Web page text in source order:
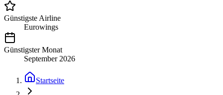
Günstigste Airline
Eurowings
Günstigster Monat
September 2026
Startseite